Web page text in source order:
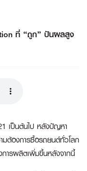
ที่ “ถูก” ปันผลสูง
เป็นต้นไป หลังปัญหา
ต้องการซื้อรถยนต์ทั่วโลก
ารผลิตเพิ่มขึ้นหลังจากนี้